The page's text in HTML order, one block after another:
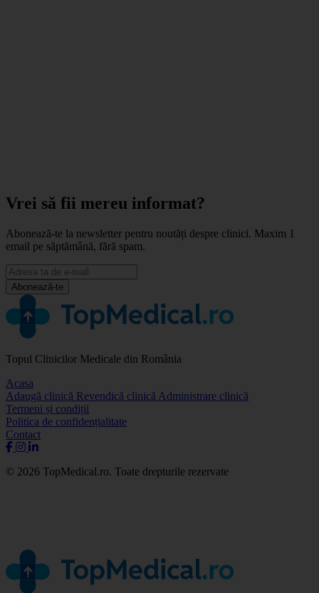
Vrei să fii mereu informat?
Abonează-te la newsletter pentru noutăți despre clinici. Maxim 1
email pe săptămână, fără spam.
Abonează-te
Topul Clinicilor Medicale din România
Acasa
Adaugă clinică Revendică clinică Administrare clinică
Termeni și condiții
Politica de confidențialitate
Contact
© 2026 TopMedical.ro. Toate drepturile rezervate